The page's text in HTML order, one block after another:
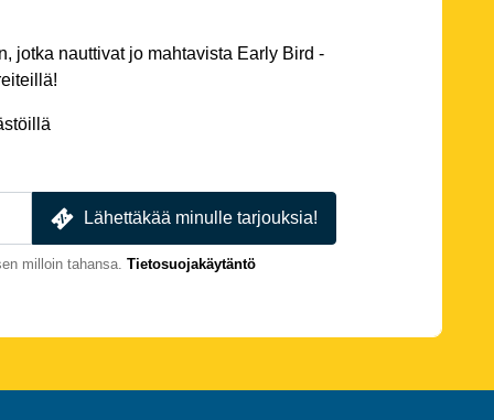
jotka nauttivat jo mahtavista Early Bird -
Lähettäkää minulle tarjouksia!
milloin tahansa. Tietosuojakäytäntö